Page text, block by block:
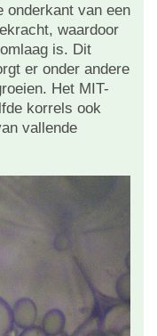
onderkant van een
waardoor
is. Dit
er onder andere
Het MIT-
korrels ook
vallende